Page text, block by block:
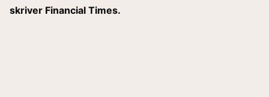
skriver Financial Times.